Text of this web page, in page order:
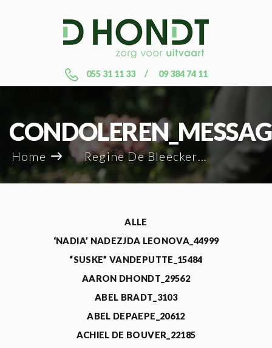
055 31 11 33 09 384 74 11
Home Regine De Bleecker_61297
ALLE
‘NADIA’ NADEZJDA LEONOVA_44999
“SUSKE” VANDEPUTTE_15484
AARON DHONDT_29562
ABEL BRADT_3103
ABEL DEPAEPE_20612
ACHIEL DE BOUVER_22185